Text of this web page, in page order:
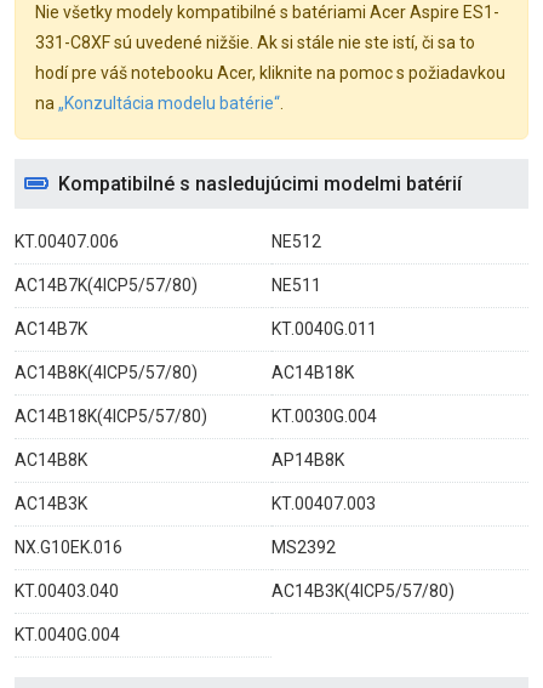
Nie všetky modely kompatibilné s batériami Acer Aspire ES1-
331-C8XF sú uvedené nižšie. Ak si stále nie ste istí, či sa to
hodí pre váš notebooku Acer, kliknite na pomoc s požiadavkou
na „Konzultácia modelu batérie“
Kompatibilné s nasledujúcimi modelmi batérií
KT.00407.006 NE512
AC14B7K(4ICP5/57/80) NE511
AC14B7K KT.0040G.011
AC14B8K(4ICP5/57/80) AC14B18K
AC14B18K(4ICP5/57/80) KT.0030G.004
AC14B8K AP14B8K
AC14B3K KT.00407.003
NX.G10EK.016 MS2392
KT.00403.040 AC14B3K(4ICP5/57/80)
KT.0040G.004